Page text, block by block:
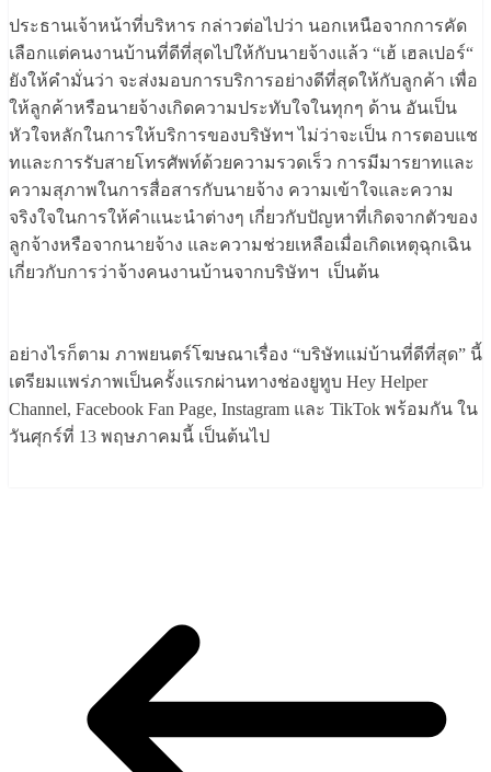
​ประธานเจ้าหน้าที่บริหาร กล่าวต่อไปว่า นอกเหนือจากการคัด
เลือกแต่คนงานบ้านที่ดีที่สุดไปให้กับนายจ้างแล้ว “เฮ้ เฮลเปอร์“
ยังให้คำมั่นว่า จะส่งมอบการบริการอย่างดีที่สุดให้กับลูกค้า เพื่อ
ให้ลูกค้าหรือนายจ้างเกิดความประทับใจในทุกๆ ด้าน อันเป็น
หัวใจหลักในการให้บริการของบริษัทฯ ไม่ว่าจะเป็น การตอบแช
ทและการรับสายโทรศัพท์ด้วยความรวดเร็ว การมีมารยาทและ
ความสุภาพในการสื่อสารกับนายจ้าง ความเข้าใจและความ
จริงใจในการให้คำแนะนำต่างๆ เกี่ยวกับปัญหาที่เกิดจากตัวของ
ลูกจ้างหรือจากนายจ้าง และความช่วยเหลือเมื่อเกิดเหตุฉุกเฉิน
เกี่ยวกับการว่าจ้างคนงานบ้านจากบริษัทฯ เป็นต้น
อย่างไรก็ตาม ภาพยนตร์โฆษณาเรื่อง “บริษัทแม่บ้านที่ดีที่สุด” นี้
เตรียมแพร่ภาพเป็นครั้งแรกผ่านทางช่องยูทูบ Hey Helper
Channel, Facebook Fan Page, Instagram และ TikTok พร้อมกัน ใน
วันศุกร์ที่ 13 พฤษภาคมนี้ เป็นต้นไป